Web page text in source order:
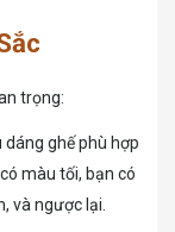
trọng:
dáng ghế phù hợp
màu tối, bạn có
và ngược lại.